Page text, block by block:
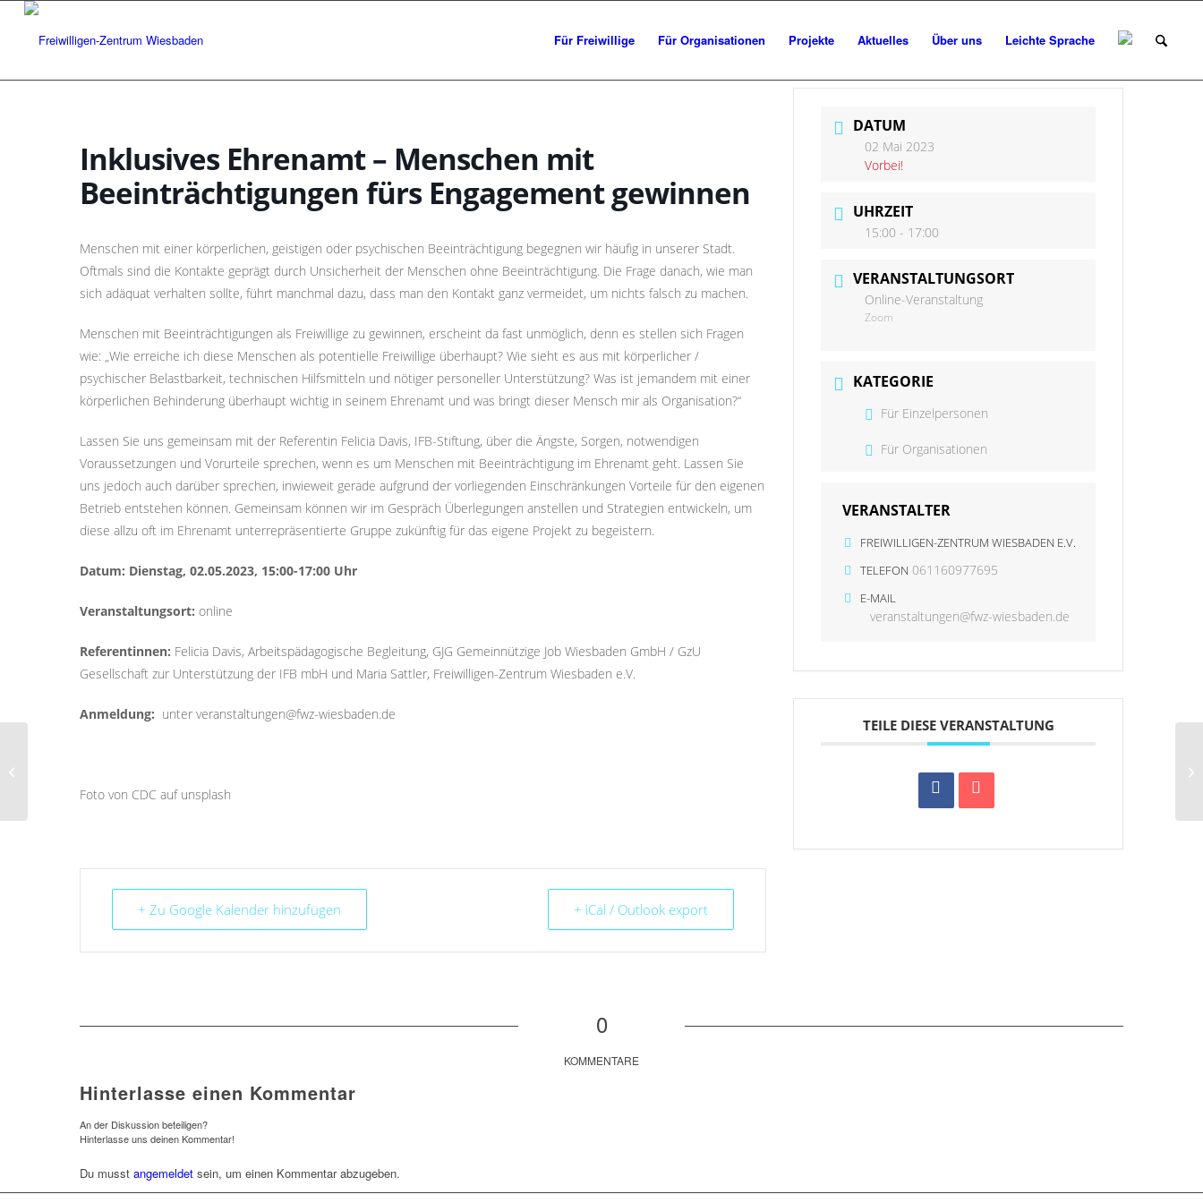
Für Freiwillige Für Organisationen Projekte Aktuelles Über uns Leichte Sprache
Inklusives Ehrenamt – Menschen mit
Beeinträchtigungen fürs Engagement gewinnen
Menschen mit einer körperlichen, geistigen oder psychischen Beeinträchtigung begegnen wir häufig in unserer Stadt.
Oftmals sind die Kontakte geprägt durch Unsicherheit der Menschen ohne Beeinträchtigung. Die Frage danach, wie man
sich adäquat verhalten sollte, führt manchmal dazu, dass man den Kontakt ganz vermeidet, um nichts falsch zu machen.
Menschen mit Beeinträchtigungen als Freiwillige zu gewinnen, erscheint da fast unmöglich, denn es stellen sich Fragen
wie: „Wie erreiche ich diese Menschen als potentielle Freiwillige überhaupt? Wie sieht es aus mit körperlicher /
psychischer Belastbarkeit, technischen Hilfsmitteln und nötiger personeller Unterstützung? Was ist jemandem mit einer
körperlichen Behinderung überhaupt wichtig in seinem Ehrenamt und was bringt dieser Mensch mir als Organisation?“
Lassen Sie uns gemeinsam mit der Referentin Felicia Davis, IFB-Stiftung, über die Ängste, Sorgen, notwendigen
Voraussetzungen und Vorurteile sprechen, wenn es um Menschen mit Beeinträchtigung im Ehrenamt geht. Lassen Sie
uns jedoch auch darüber sprechen, inwieweit gerade aufgrund der vorliegenden Einschränkungen Vorteile für den eigenen
Betrieb entstehen können. Gemeinsam können wir im Gespräch Überlegungen anstellen und Strategien entwickeln, um
diese allzu oft im Ehrenamt unterrepräsentierte Gruppe zukünftig für das eigene Projekt zu begeistern.
Datum: Dienstag, 02.05.2023, 15:00-17:00 Uhr
Veranstaltungsort: online
Referentinnen: Felicia Davis, Arbeitspädagogische Begleitung, GJG Gemeinnützige Job Wiesbaden GmbH / GzU
Gesellschaft zur Unterstützung der IFB mbH und Maria Sattler, Freiwilligen-Zentrum Wiesbaden e.V.
Anmeldung: unter veranstaltungen@fwz-wiesbaden.de
Foto von CDC auf unsplash
+ Zu Google Kalender hinzufügen + iCal / Outlook export
DATUM
02 Mai 2023
Vorbei!
UHRZEIT
15:00 - 17:00
VERANSTALTUNGSORT
Online-Veranstaltung
Zoom
KATEGORIE
Für Einzelpersonen
Für Organisationen
VERANSTALTER
FREIWILLIGEN-ZENTRUM WIESBADEN E.V.
TELEFON 061160977695
E-MAIL
veranstaltungen@fwz-wiesbaden.de
TEILE DIESE VERANSTALTUNG
0
KOMMENTARE
Hinterlasse einen Kommentar
An der Diskussion beteiligen?
Hinterlasse uns deinen Kommentar!
Du musst angemeldet sein, um einen Kommentar abzugeben.
Di@Lotsen